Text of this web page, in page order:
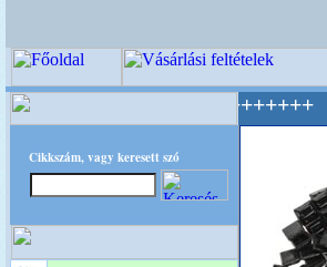
Cikkszám, vagy keresett szó
Mestere! +++++++